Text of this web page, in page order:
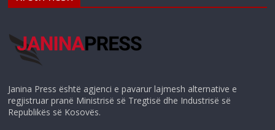
Janina Press është agjenci e pavarur lajmesh alternative e
regjistruar pranë Ministrisë së Tregtisë dhe Industrisë së
Republikës së Kosovës.